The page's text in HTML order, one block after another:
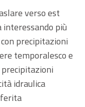
verso est
più
precipitazioni
temporalesco e
idraulica